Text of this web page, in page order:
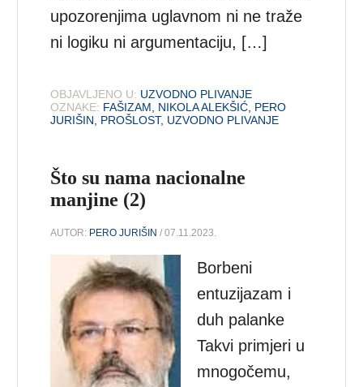
upozorenjima uglavnom ni ne traže
ni logiku ni argumentaciju, […]
OBJAVLJENO U: UZVODNO PLIVANJE
OZNAKE: FAŠIZAM NIKOLA ALEKŠIĆ PERO
JURIŠIN
PROŠLOST, UZVODNO PLIVANJE
Što su nama nacionalne
manjine (2)
AUTOR: PERO JURIŠIN / 07.11.2023.
Borbeni
entuzijazam i
duh palanke
Takvi primjeri u
mnogočemu,